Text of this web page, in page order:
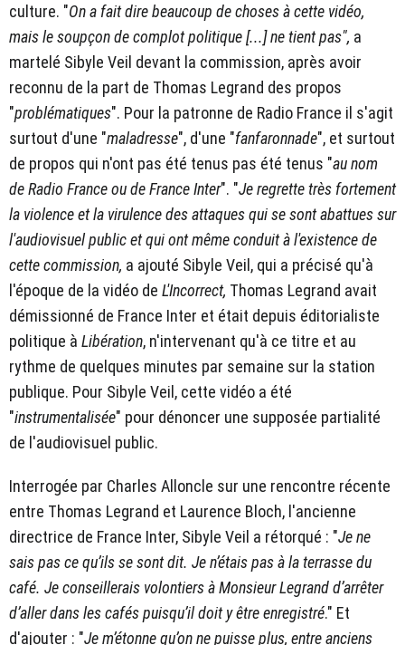
culture. "On a fait dire beaucoup de choses à cette vidéo,
mais le soupçon de complot politique [...] ne tient pas", a
martelé Sibyle Veil devant la commission, après avoir
reconnu de la part de Thomas Legrand des propos
"problématiques". Pour la patronne de Radio France il s'agit
surtout d'une "maladresse", d'une "fanfaronnade", et surtout
de propos qui n'ont pas été tenus pas été tenus "au nom
de Radio France ou de France Inter". "Je regrette très fortement
la violence et la virulence des attaques qui se sont abattues sur
l'audiovisuel public et qui ont même conduit à l'existence de
cette commission, a ajouté Sibyle Veil, qui a précisé qu'à
l'époque de la vidéo de L'Incorrect, Thomas Legrand avait
démissionné de France Inter et était depuis éditorialiste
politique à Libération, n'intervenant qu'à ce titre et au
rythme de quelques minutes par semaine sur la station
publique. Pour Sibyle Veil, cette vidéo a été
"instrumentalisée" pour dénoncer une supposée partialité
de l'audiovisuel public.
Interrogée par Charles Alloncle sur une rencontre récente
entre Thomas Legrand et Laurence Bloch, l'ancienne
directrice de France Inter, Sibyle Veil a rétorqué : "Je ne
sais pas ce qu’ils se sont dit. Je n’étais pas à la terrasse du
café. Je conseillerais volontiers à Monsieur Legrand d’arrêter
d’aller dans les cafés puisqu’il doit y être enregistré." Et
d'ajouter : "Je m’étonne qu’on ne puisse plus, entre anciens